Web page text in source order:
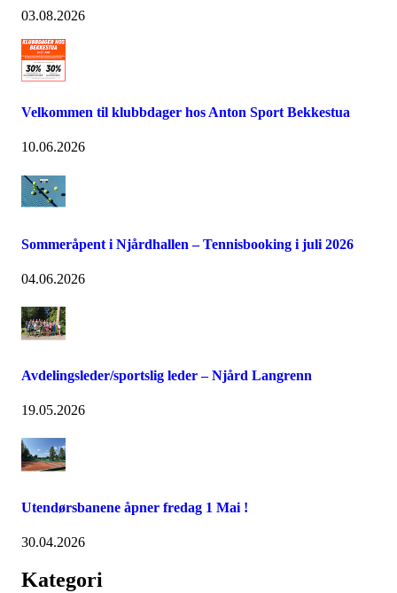
03.08.2026
Velkommen til klubbdager hos Anton Sport Bekkestua
10.06.2026
Sommeråpent i Njårdhallen – Tennisbooking i juli 2026
04.06.2026
Avdelingsleder/sportslig leder – Njård Langrenn
19.05.2026
Utendørsbanene åpner fredag 1 Mai !
30.04.2026
Kategori